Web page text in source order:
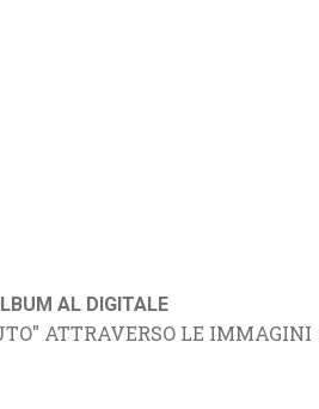
AL DIGITALE
ATTRAVERSO LE IMMAGINI